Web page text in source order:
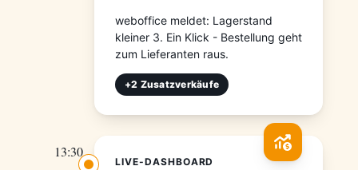
weboffice meldet: Lagerstand
kleiner 3. Ein Klick - Bestellung geht
zum Lieferanten raus.
+2 Zusatzverkäufe
13:30
LIVE-DASHBOARD